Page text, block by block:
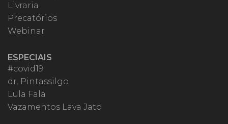
Livraria
Precatórios
Webinar
ESPECIAIS
#covid19
dr. Pintassilgo
Lula Fala
Vazamentos Lava Jato